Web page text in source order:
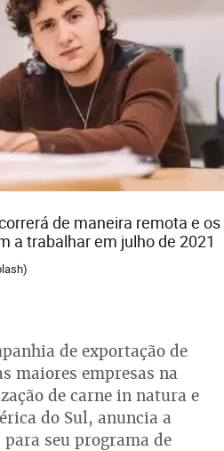
de maneira remota e os
a trabalhar em julho de 2021
de exportação de
maiores empresas na
de carne in natura e
do Sul, anuncia a
seu programa de